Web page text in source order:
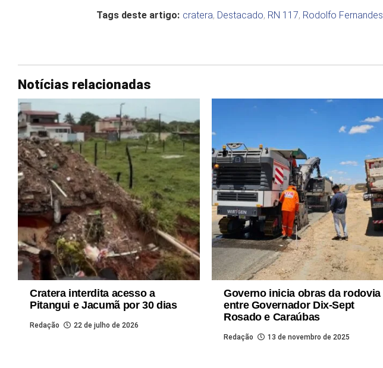
Tags deste artigo: cratera, Destacado, RN 117, Rodolfo Fernandes
Notícias relacionadas
Cratera interdita acesso a
Pitangui e Jacumã por 30 dias
Redação 22 de julho de 2026
Governo inicia obras da rodovia
entre Governador Dix-Sept
Rosado e Caraúbas
Redação 13 de novembro de 2025